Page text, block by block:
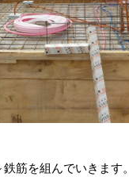
筋を組んでいきます。